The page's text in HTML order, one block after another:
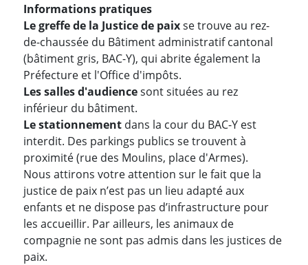
Informations pratiques
Le greffe de la Justice de paixse trouve au rez-
de-chaussée du Bâtiment administratif cantonal
(bâtiment gris, BAC-Y), qui abrite également la
Préfecture et l'Office d'impôts.
Les salles d'audiencesont situées au rez
inférieur du bâtiment.
Le stationnement dans la cour du BAC-Y est
interdit. Des parkings publics se trouvent à
proximité (rue des Moulins, place d'Armes).
Nous attirons votre attention sur le fait que la
justice de paix n’est pas un lieu adapté aux
enfants et ne dispose pas d’infrastructure pour
les accueillir. Par ailleurs, les animaux de
compagnie ne sont pas admis dans les justices de
paix.